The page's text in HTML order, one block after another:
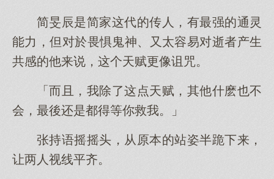
简旻辰是简家这代的传人，有最强的通灵
能力，但对於畏惧鬼神、又太容易对逝者产生
共感的他来说，这个天赋更像诅咒。
「而且，我除了这点天赋，其他什麽也不
会，最後还是都得等你救我。」
张持语摇摇头，从原本的站姿半跪下来，
让两人视线平齐。